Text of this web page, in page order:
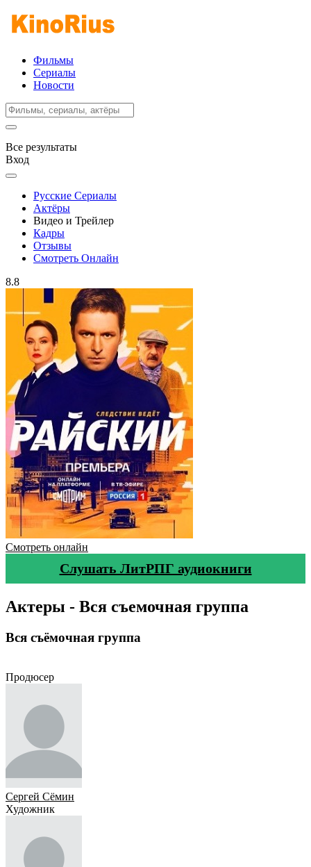
Фильмы
Сериалы
Новости
Все результаты
Вход
Русские Сериалы
Актёры
Видео и Трейлер
Кадры
Отзывы
Смотреть Онлайн
8.8
Смотреть онлайн
Слушать ЛитРПГ аудиокниги
Актеры - Вся съемочная группа
Вся съёмочная группа
Продюсер
Сергей Сёмин
Художник